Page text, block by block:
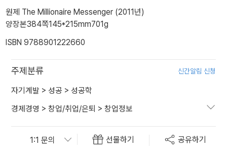
원제 The Millionaire Messenger (2011년)
양장본384쪽145*215mm701g
ISBN 9788901222660
주제분류 신간알림 신청
자기계발 > 성공 > 성공학
경제경영 > 창업/취업/은퇴 > 창업정보
선물하기 공유하기